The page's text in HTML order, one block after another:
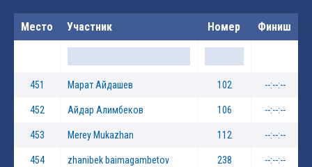
Место Участник Номер Финиш
451 Марат Айдашев 102 --:--:--
452 Айдар Алимбеков 106 --:--:--
453 Merey Mukazhan 112 --:--:--
454 zhanibek baimagambetov 238 --:--:--